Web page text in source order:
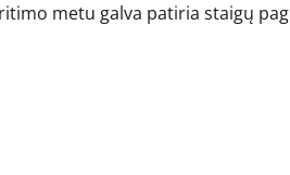
metu galva patiria staigų